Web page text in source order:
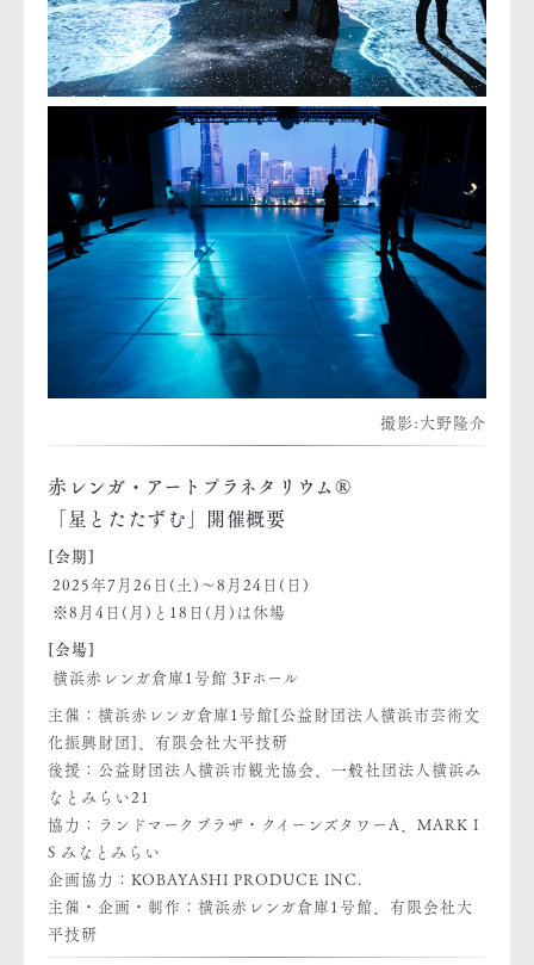
撮影:大野隆介
赤レンガ・アートプラネタリウム®
「星とたたずむ」開催概要
[会期]
2025年7月26日(土)～8月24日(日)
※8月4日(月)と18日(月)は休場
[会場]
横浜赤レンガ倉庫1号館 3Fホール
主催：横浜赤レンガ倉庫1号館[公益財団法人横浜市芸術文
化振興財団]、有限会社大平技研
後援：公益財団法人横浜市観光協会、一般社団法人横浜み
なとみらい21
協力：ランドマークプラザ・クイーンズタワーA、MARK I
S みなとみらい
企画協力：KOBAYASHI PRODUCE INC.
主催・企画・制作：横浜赤レンガ倉庫1号館、有限会社大
平技研